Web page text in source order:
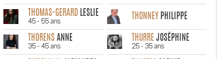
THOMAS-GERARDLESLIE
45 - 55 ans THONNEY PHILIPPE
THORENS ANNE
35 - 45 ans
THURRE JOSÉPHINE
25 - 35 ans